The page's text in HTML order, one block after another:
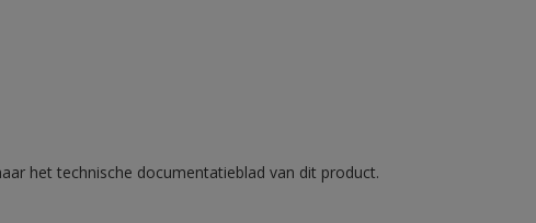
het technische documentatieblad van dit product.